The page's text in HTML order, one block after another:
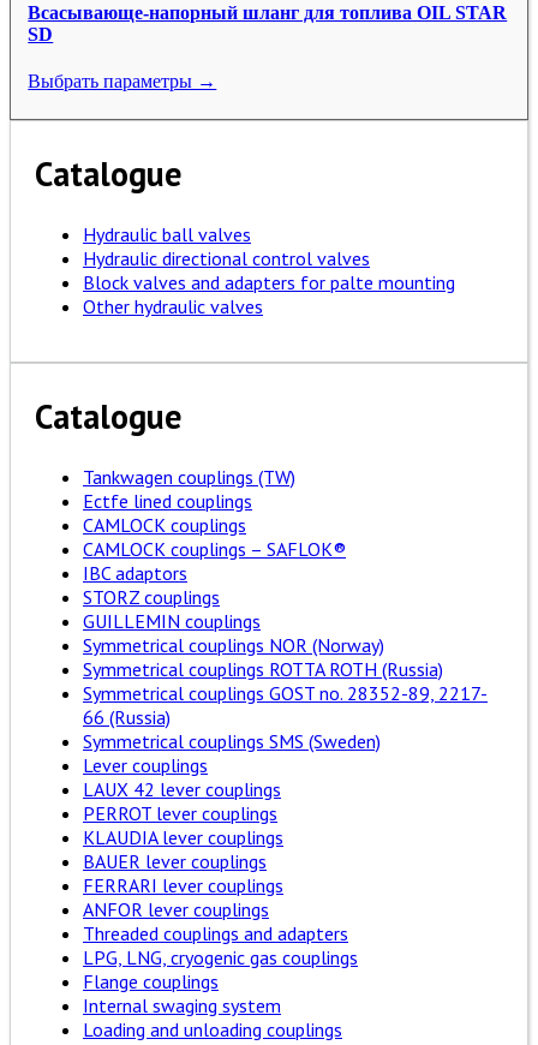
Всасывающе-напорный шланг для топлива OIL STAR
SD
Выбрать параметры →
Catalogue
Hydraulic ball valves
Hydraulic directional control valves
Block valves and adapters for palte mounting
Other hydraulic valves
Catalogue
Tankwagen couplings (TW)
Ectfe lined couplings
CAMLOCK couplings
CAMLOCK couplings – SAFLOK®
IBC adaptors
STORZ couplings
GUILLEMIN couplings
Symmetrical couplings NOR (Norway)
Symmetrical couplings ROTTA ROTH (Russia)
Symmetrical couplings GOST no. 28352-89, 2217-
66 (Russia)
Symmetrical couplings SMS (Sweden)
Lever couplings
LAUX 42 lever couplings
PERROT lever couplings
KLAUDIA lever couplings
BAUER lever couplings
FERRARI lever couplings
ANFOR lever couplings
Threaded couplings and adapters
LPG, LNG, cryogenic gas couplings
Flange couplings
Internal swaging system
Loading and unloading couplings